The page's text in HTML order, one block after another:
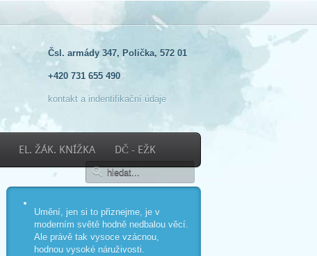
Čsl. armády 347, Polička, 572 01
+420 731 655 490
kontakt a indentifikační údaje
EL. ŽÁK. KNÍŽKA DČ - EŽK
Umění, jen si to přiznejme, je v
moderním světě hodně nedbalou věcí.
Ale právě tak vysoce vzácnou,
hodnou vysoké náruživosti.